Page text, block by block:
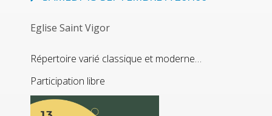
Eglise Saint Vigor
Répertoire varié classique et moderne…
Participation libre